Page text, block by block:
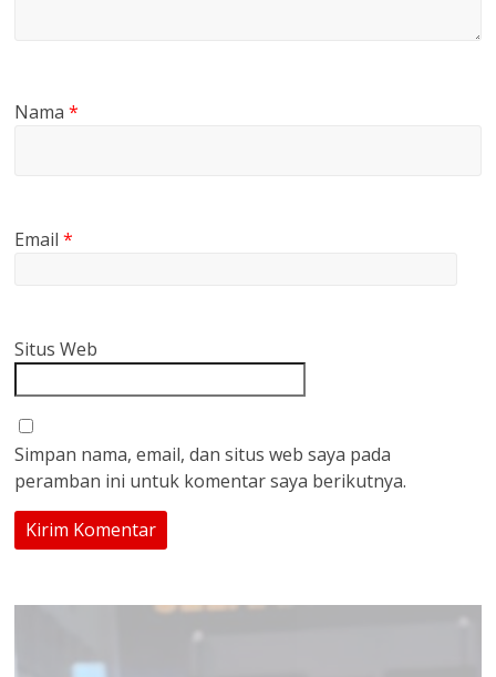
Nama*
Email*
Situs Web
Simpan nama, email, dan situs web saya pada
peramban ini untuk komentar saya berikutnya.